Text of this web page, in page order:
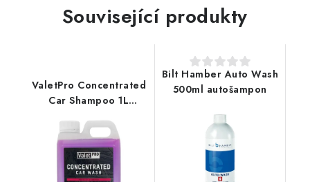
Související produkty
ValetPro Concentrated
Car Shampoo 1L
Bilt Hamber Auto Wash
500ml autošampon